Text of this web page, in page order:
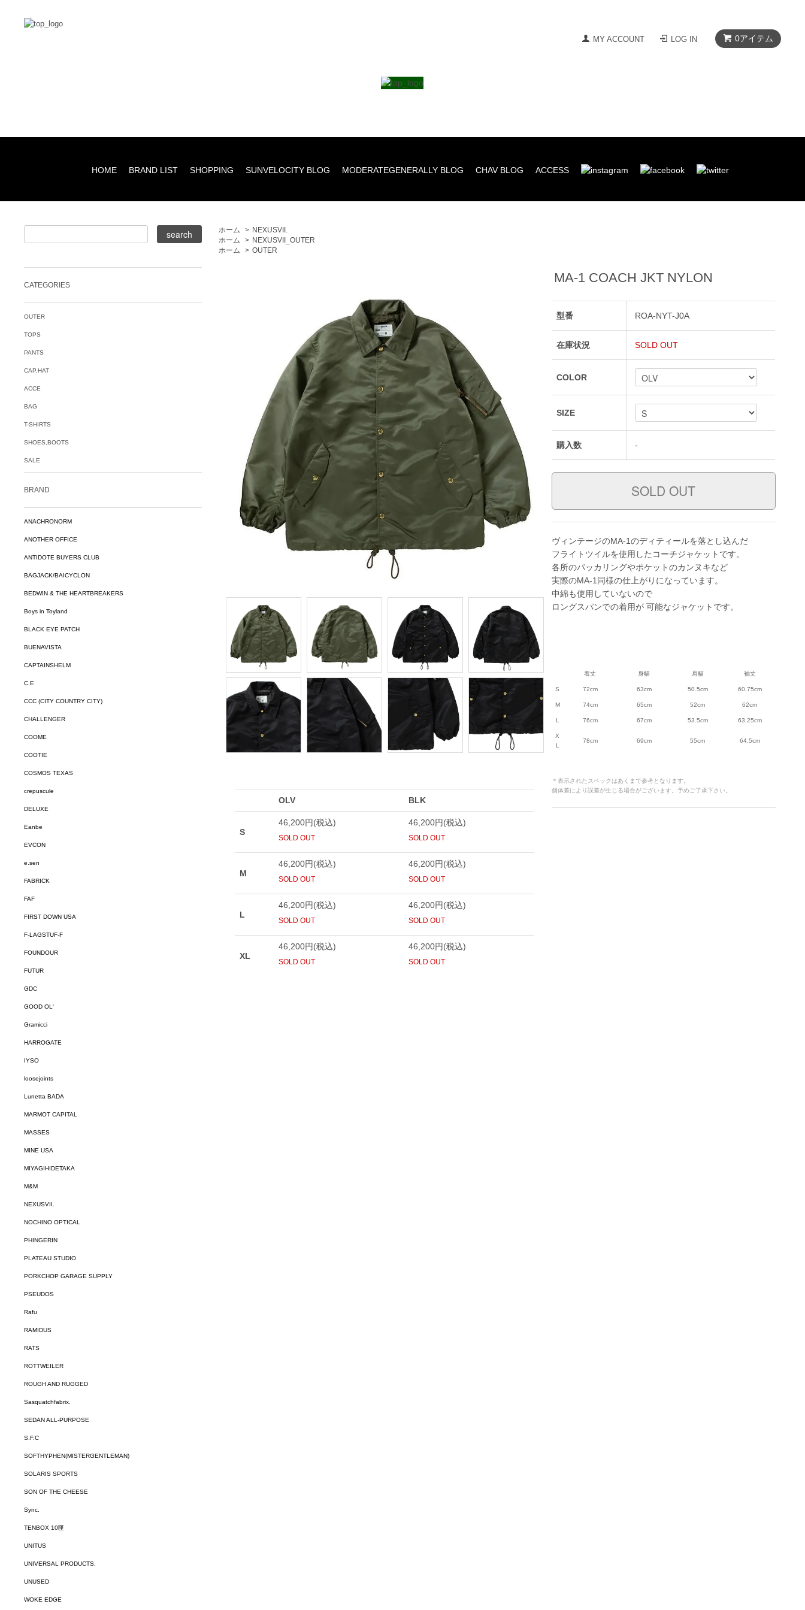
0アイテム
MY ACCOUNT LOG IN
HOME BRAND LIST SHOPPING SUNVELOCITY BLOG MODERATEGENERALLY BLOG CHAV BLOG ACCESS
ホーム > NEXUSVII.
ホーム
> NEXUSVII_OUTER
ホーム
> OUTER
MA-1 COACH JKT NYLON
型番 ROA-NYT-J0A
在庫状況 SOLD OUT
COLOR
SIZE
購入数 -
ヴィンテージのMA-1のディティールを落とし込んだ
フライトツイルを使用したコーチジャケットです。
各所のパッカリングやポケットのカンヌキなど
実際のMA-1同様の仕上がりになっています。
中綿も使用していないので
ロングスパンでの着用が 可能なジャケットです。
着丈 身幅 肩幅 袖丈
S 72cm 63cm 50.5cm 60.75cm
M 74cm 65cm 52cm 62cm
L 76cm 67cm 53.5cm 63.25cm
X
L
78cm 69cm 55cm 64.5cm
＊表示されたスペックはあくまで参考となります。
個体差により誤差が生じる場合がございます。予めご了承下さい。
CATEGORIES
OUTER
TOPS
PANTS
CAP,HAT
ACCE
BAG
T-SHIRTS
SHOES,BOOTS
SALE
BRAND
ANACHRONORM
ANOTHER OFFICE
ANTIDOTE BUYERS CLUB
BAGJACK/BAICYCLON
BEDWIN & THE HEARTBREAKERS
Boys in Toyland
BLACK EYE PATCH
BUENAVISTA
CAPTAINSHELM
C.E
CCC (CITY COUNTRY CITY)
CHALLENGER
COOME
COOTIE
COSMOS TEXAS
crepuscule
DELUXE
Eanbe
EVCON
e.sen
FABRICK
FAF
FIRST DOWN USA
F-LAGSTUF-F
FOUNDOUR
FUTUR
GDC
GOOD OL'
Gramicci
HARROGATE
IYSO
loosejoints
Lunetta BADA
MARMOT CAPITAL
MASSES
MINE USA
MIYAGIHIDETAKA
M&M
NEXUSVII.
NOCHINO OPTICAL
PHINGERIN
PLATEAU STUDIO
PORKCHOP GARAGE SUPPLY
PSEUDOS
Rafu
RAMIDUS
RATS
ROTTWEILER
ROUGH AND RUGGED
Sasquatchfabrix.
SEDAN ALL-PURPOSE
S.F.C
SOFTHYPHEN(MISTERGENTLEMAN)
SOLARIS SPORTS
SON OF THE CHEESE
Sync.
TENBOX 10匣
UNITUS
UNIVERSAL PRODUCTS.
UNUSED
WOKE EDGE